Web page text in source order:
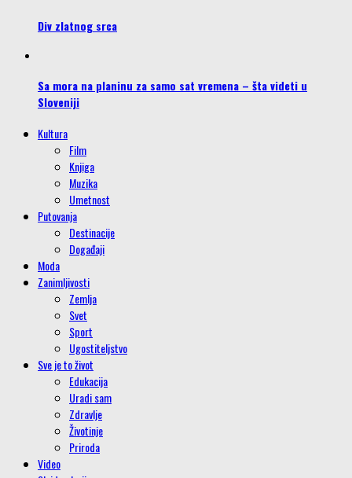
Div zlatnog srca
Sa mora na planinu za samo sat vremena – šta videti u
Sloveniji
Kultura
Film
Knjiga
Muzika
Umetnost
Putovanja
Destinacije
Događaji
Moda
Zanimljivosti
Zemlja
Svet
Sport
Ugostiteljstvo
Sve je to život
Edukacija
Uradi sam
Zdravlje
Životinje
Priroda
Video